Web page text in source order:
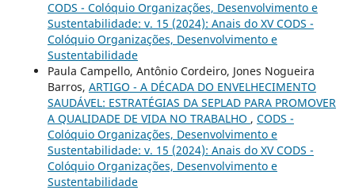
CODS - Colóquio Organizações, Desenvolvimento e
Sustentabilidade: v. 15 (2024): Anais do XV CODS -
Colóquio Organizações, Desenvolvimento e
Sustentabilidade
Paula Campello, Antônio Cordeiro, Jones Nogueira
Barros, ARTIGO - A DÉCADA DO ENVELHECIMENTO
SAUDÁVEL: ESTRATÉGIAS DA SEPLAD PARA PROMOVER
A QUALIDADE DE VIDA NO TRABALHO , CODS -
Colóquio Organizações, Desenvolvimento e
Sustentabilidade: v. 15 (2024): Anais do XV CODS -
Colóquio Organizações, Desenvolvimento e
Sustentabilidade